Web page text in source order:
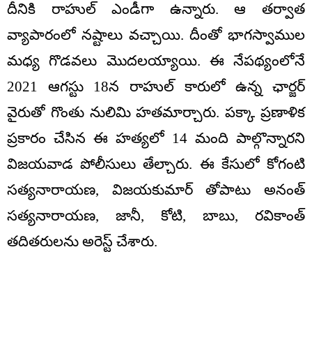
దీనికి రాహుల్‌ ఎండీగా ఉన్నారు. ఆ తర్వాత
వ్యాపారంలో నష్టాలు వచ్చాయి. దీంతో భాగస్వాముల
మధ్య గొడవలు మొదలయ్యాయి. ఈ నేపథ్యంలోనే
2021 ఆగస్టు 18న రాహుల్ కారులో ఉన్న ఛార్జర్‌
వైరుతో గొంతు నులిమి హతమార్చారు. పక్కా ప్రణాళిక
ప్రకారం చేసిన ఈ హత్యలో 14 మంది పాల్గొన్నారని
విజయవాడ పోలీసులు తేల్చారు. ఈ కేసులో కోగంటి
సత్యనారాయణ, విజయకుమార్‌ తోపాటు అనంత్‌
సత్యనారాయణ, జానీ, కోటి, బాబు, రవికాంత్‌
తదితరులను అరెస్ట్ చేశారు.